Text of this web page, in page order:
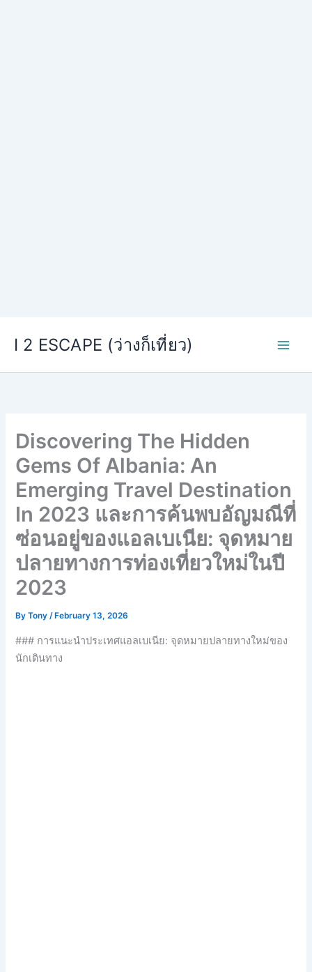
I 2 ESCAPE (ว่างก็เที่ยว)
Discovering The Hidden
Gems Of Albania: An
Emerging Travel Destination
In 2023 และการค้นพบอัญมณีที่
ซ่อนอยู่ของแอลเบเนีย: จุดหมาย
ปลายทางการท่องเที่ยวใหม่ในปี
2023
ByTony/ February 13, 2026
### การแนะนำประเทศแอลเบเนีย: จุดหมายปลายทางใหม่ของ
นักเดินทาง